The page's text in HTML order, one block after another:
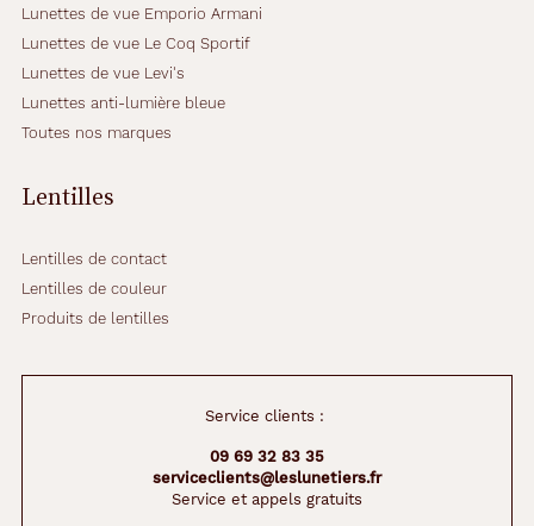
Lunettes de vue Emporio Armani
Lunettes de vue Le Coq Sportif
Lunettes de vue Levi's
Lunettes anti-lumière bleue
Toutes nos marques
Lentilles
Lentilles de contact
Lentilles de couleur
Produits de lentilles
Service clients :
09 69 32 83 35
serviceclients@leslunetiers.fr
Service et appels gratuits